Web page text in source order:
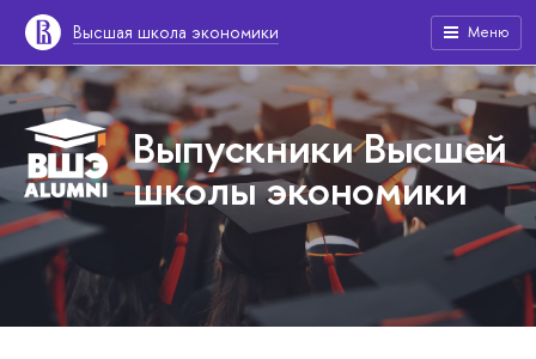
Высшая школа экономики Меню
Выпускники Высшей
школы экономики